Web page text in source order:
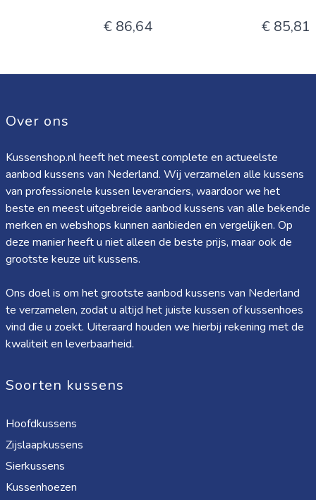
€ 86,64 € 85,81
Over ons
Kussenshop.nl heeft het meest complete en actueelste
aanbod kussens van Nederland. Wij verzamelen alle kussens
van professionele kussen leveranciers, waardoor we het
beste en meest uitgebreide aanbod kussens van alle bekende
merken en webshops kunnen aanbieden en vergelijken. Op
deze manier heeft u niet alleen de beste prijs, maar ook de
grootste keuze uit kussens.
Ons doel is om het grootste aanbod kussens van Nederland
te verzamelen, zodat u altijd het juiste kussen of kussenhoes
vind die u zoekt. Uiteraard houden we hierbij rekening met de
kwaliteit en leverbaarheid.
Soorten kussens
Hoofdkussens
Zijslaapkussens
Sierkussens
Kussenhoezen